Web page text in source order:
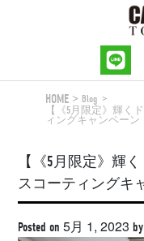
HOME
Blog
【《5月限定》輝く
ィングキャンペーン
【《5月限定》輝
スコーティングキ
Posted on5月 1, 2023